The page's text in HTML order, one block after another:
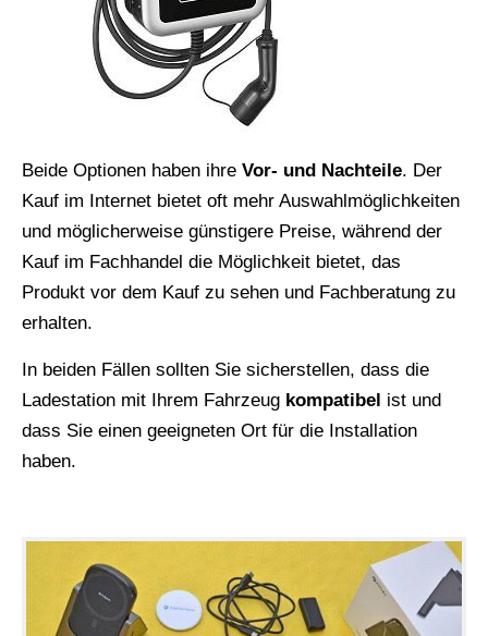
Beide Optionen haben ihre Vor- und Nachteile. Der
Kauf im Internet bietet oft mehr Auswahlmöglichkeiten
und möglicherweise günstigere Preise, während der
Kauf im Fachhandel die Möglichkeit bietet, das
Produkt vor dem Kauf zu sehen und Fachberatung zu
erhalten.
In beiden Fällen sollten Sie sicherstellen, dass die
Ladestation mit Ihrem Fahrzeug kompatibel ist und
dass Sie einen geeigneten Ort für die Installation
haben.